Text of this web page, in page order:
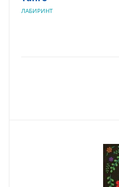
ЛАБИРИНТ